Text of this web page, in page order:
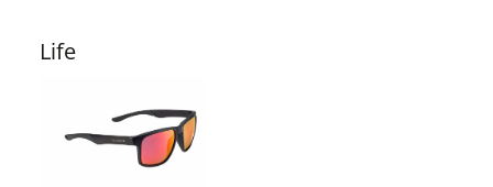
Life